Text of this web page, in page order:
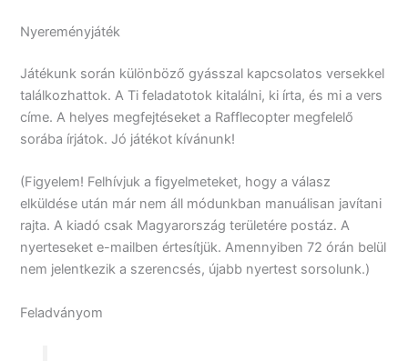
Nyereményjáték
Játékunk során különböző gyásszal kapcsolatos versekkel
találkozhattok. A Ti feladatotok kitalálni, ki írta, és mi a vers
címe. A helyes megfejtéseket a Rafflecopter megfelelő
sorába írjátok. Jó játékot kívánunk!
(Figyelem! Felhívjuk a figyelmeteket, hogy a válasz
elküldése után már nem áll módunkban manuálisan javítani
rajta. A kiadó csak Magyarország területére postáz. A
nyerteseket e-mailben értesítjük. Amennyiben 72 órán belül
nem jelentkezik a szerencsés, újabb nyertest sorsolunk.)
Feladványom